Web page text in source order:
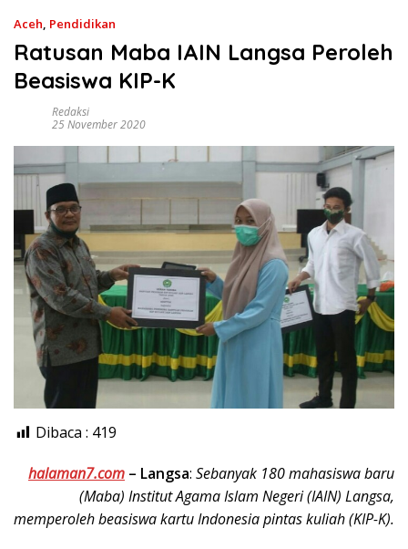
Aceh, Pendidikan
Ratusan Maba IAIN Langsa Peroleh
Beasiswa KIP-K
Redaksi
25 November 2020
Dibaca : 419
halaman7.com – Langsa: Sebanyak 180 mahasiswa baru
(Maba) Institut Agama Islam Negeri (IAIN) Langsa,
memperoleh beasiswa kartu Indonesia pintas kuliah (KIP-K).